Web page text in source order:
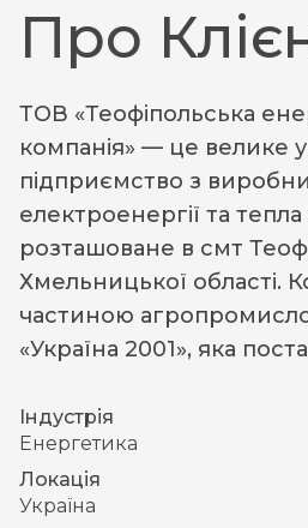
Про
ТОВ «Теофіпольська
компанія» — це велике
підприємство з
електроенергії та тепла
розташоване в смт
Хмельницької області.
частиною
«Україна 2001», яка
Індустрія
Енергетика
Локація
Україна